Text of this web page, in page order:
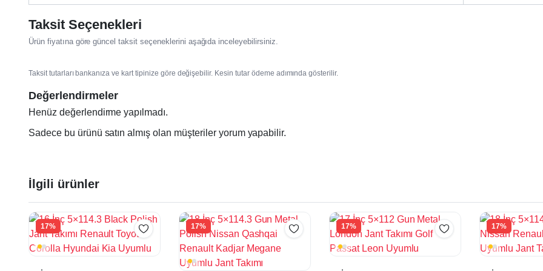
Taksit Seçenekleri
Ürün fiyatına göre güncel taksit seçeneklerini aşağıda inceleyebilirsiniz.
Taksit tutarları bankanıza ve kart tipinize göre değişebilir. Kesin tutar ödeme adımında gösterilir.
Değerlendirmeler
Henüz değerlendirme yapılmadı.
Sadece bu ürünü satın almış olan müşteriler yorum yapabilir.
İlgili ürünler
17% 17% 17% 17%